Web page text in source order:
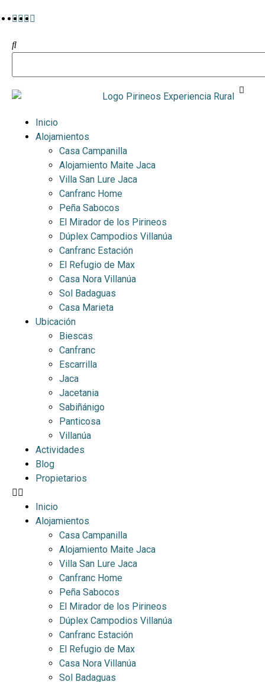
Inicio
Alojamientos
Casa Campanilla
Alojamiento Maite Jaca
Villa San Lure Jaca
Canfranc Home
Peña Sabocos
El Mirador de los Pirineos
Dúplex Campodios Villanúa
Canfranc Estación
El Refugio de Max
Casa Nora Villanúa
Sol Badaguas
Casa Marieta
Ubicación
Biescas
Canfranc
Escarrilla
Jaca
Jacetania
Sabiñánigo
Panticosa
Villanúa
Actividades
Blog
Propietarios
Inicio
Alojamientos
Casa Campanilla
Alojamiento Maite Jaca
Villa San Lure Jaca
Canfranc Home
Peña Sabocos
El Mirador de los Pirineos
Dúplex Campodios Villanúa
Canfranc Estación
El Refugio de Max
Casa Nora Villanúa
Sol Badaguas